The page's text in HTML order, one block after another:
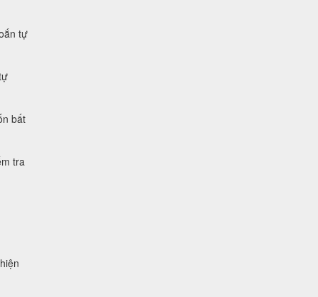
tự
bất
tra